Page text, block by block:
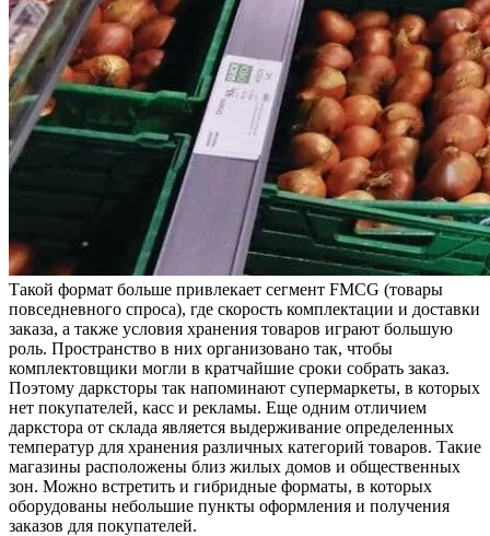
Такой формат больше привлекает сегмент FMCG (товары
повседневного спроса), где скорость комплектации и доставки
заказа, а также условия хранения товаров играют большую
роль. Пространство в них организовано так, чтобы
комплектовщики могли в кратчайшие сроки собрать заказ.
Поэтому дарксторы так напоминают супермаркеты, в которых
нет покупателей, касс и рекламы. Еще одним отличием
даркстора от склада является выдерживание определенных
температур для хранения различных категорий товаров. Такие
магазины расположены близ жилых домов и общественных
зон. Можно встретить и гибридные форматы, в которых
оборудованы небольшие пункты оформления и получения
заказов для покупателей.